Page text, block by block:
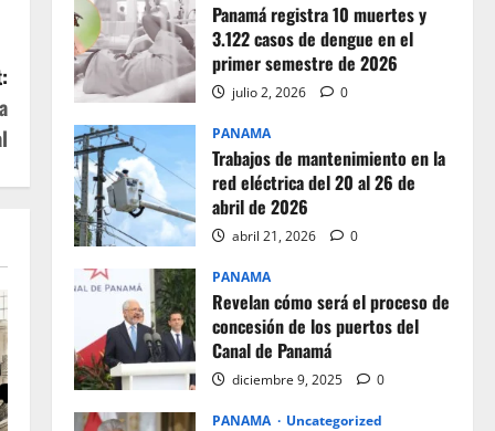
Panamá registra 10 muertes y
3.122 casos de dengue en el
primer semestre de 2026
julio 2, 2026 0
PANAMA
Trabajos de mantenimiento en la
red eléctrica del 20 al 26 de
abril de 2026
abril 21, 2026 0
PANAMA
Revelan cómo será el proceso de
concesión de los puertos del
Canal de Panamá
diciembre 9, 2025 0
PANAMA Uncategorized